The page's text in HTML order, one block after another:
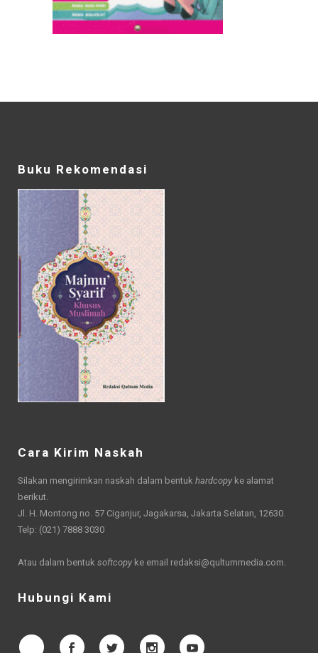
Buku Rekomendasi
Cara Kirim Naskah
Silakan mengirimkan naskah dalam bentuk hardcopy ke alamat
berikut.
Jl. H. Montong no. 57 Ciganjur, Jagakarsa, Jakarta Selatan, 12630.
Telp: (021) 7888 3030
Atau dalam bentuk softcopy ke email redaksi@qultummedia.com
Hubungi Kami